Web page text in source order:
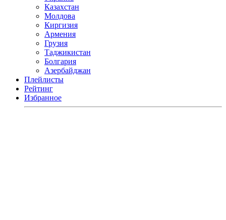
Казахстан
Молдова
Киргизия
Армения
Грузия
Таджикистан
Болгария
Азербайджан
Плейлисты
Рейтинг
Избранное